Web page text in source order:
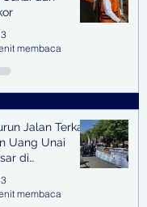
membaca
Jalan Terkait
Uang Unai
di
Kejaksaan
membaca